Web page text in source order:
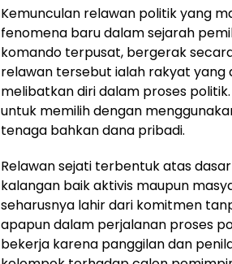
Kemunculan relawan politik yang
fenomena baru dalam sejarah
komando terpusat, bergerak
relawan tersebut ialah rakyat yang
melibatkan diri dalam proses
untuk memilih dengan
tenaga bahkan dana pribadi.
Relawan sejati terbentuk atas
kalangan baik aktivis maupun
seharusnya lahir dari komitmen
apapun dalam perjalanan proses
bekerja karena panggilan dan